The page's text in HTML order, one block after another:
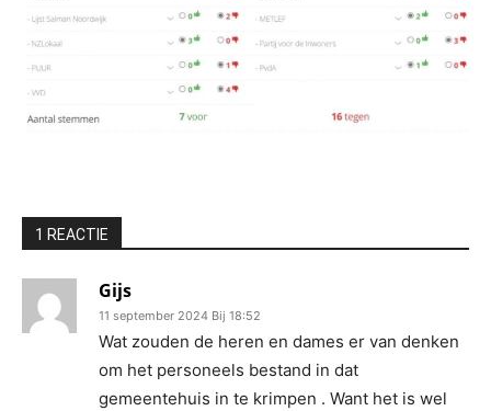
1 REACTIE
Gijs
11 september 2024 Bij 18:52
Wat zouden de heren en dames er van denken
om het personeels bestand in dat
gemeentehuis in te krimpen . Want het is wel